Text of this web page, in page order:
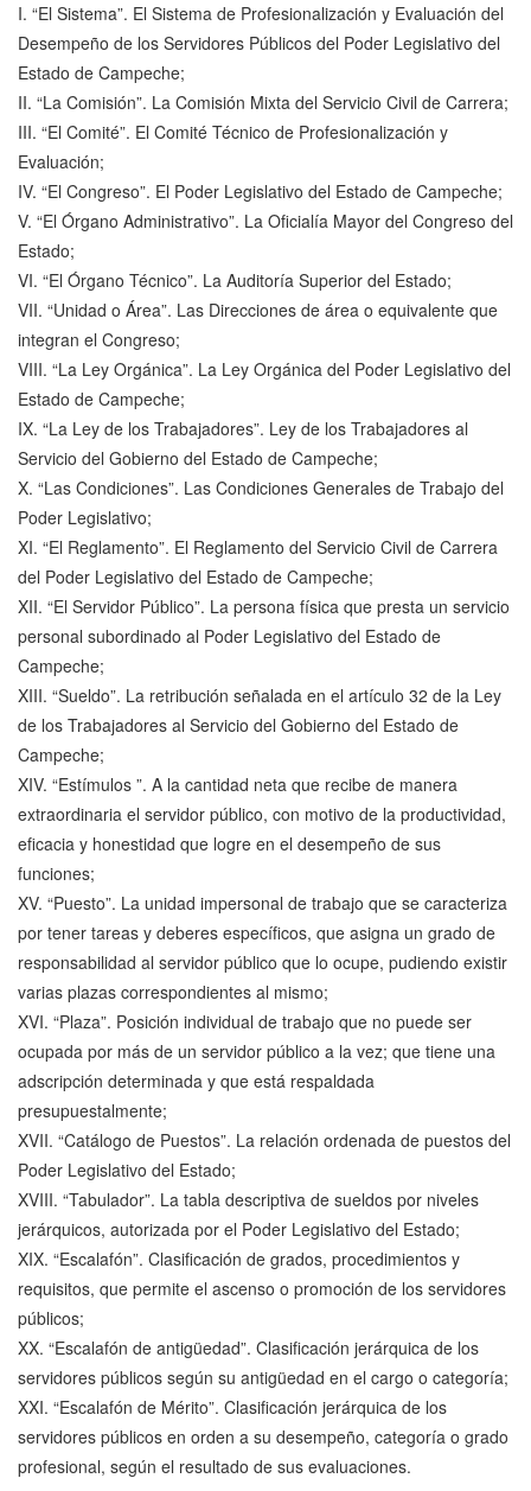
I. “El Sistema”. El Sistema de Profesionalización y Evaluación del
Desempeño de los Servidores Públicos del Poder Legislativo del
Estado de Campeche;
II. “La Comisión”. La Comisión Mixta del Servicio Civil de Carrera;
III. “El Comité”. El Comité Técnico de Profesionalización y
Evaluación;
IV. “El Congreso”. El Poder Legislativo del Estado de Campeche;
V. “El Órgano Administrativo”. La Oficialía Mayor del Congreso del
Estado;
VI. “El Órgano Técnico”. La Auditoría Superior del Estado;
VII. “Unidad o Área”. Las Direcciones de área o equivalente que
integran el Congreso;
VIII. “La Ley Orgánica”. La Ley Orgánica del Poder Legislativo del
Estado de Campeche;
IX. “La Ley de los Trabajadores”. Ley de los Trabajadores al
Servicio del Gobierno del Estado de Campeche;
X. “Las Condiciones”. Las Condiciones Generales de Trabajo del
Poder Legislativo;
XI. “El Reglamento”. El Reglamento del Servicio Civil de Carrera
del Poder Legislativo del Estado de Campeche;
XII. “El Servidor Público”. La persona física que presta un servicio
personal subordinado al Poder Legislativo del Estado de
Campeche;
XIII. “Sueldo”. La retribución señalada en el artículo 32 de la Ley
de los Trabajadores al Servicio del Gobierno del Estado de
Campeche;
XIV. “Estímulos ”. A la cantidad neta que recibe de manera
extraordinaria el servidor público, con motivo de la productividad,
eficacia y honestidad que logre en el desempeño de sus
funciones;
XV. “Puesto”. La unidad impersonal de trabajo que se caracteriza
por tener tareas y deberes específicos, que asigna un grado de
responsabilidad al servidor público que lo ocupe, pudiendo existir
varias plazas correspondientes al mismo;
XVI. “Plaza”. Posición individual de trabajo que no puede ser
ocupada por más de un servidor público a la vez; que tiene una
adscripción determinada y que está respaldada
presupuestalmente;
XVII. “Catálogo de Puestos”. La relación ordenada de puestos del
Poder Legislativo del Estado;
XVIII. “Tabulador”. La tabla descriptiva de sueldos por niveles
jerárquicos, autorizada por el Poder Legislativo del Estado;
XIX. “Escalafón”. Clasificación de grados, procedimientos y
requisitos, que permite el ascenso o promoción de los servidores
públicos;
XX. “Escalafón de antigüedad”. Clasificación jerárquica de los
servidores públicos según su antigüedad en el cargo o categoría;
XXI. “Escalafón de Mérito”. Clasificación jerárquica de los
servidores públicos en orden a su desempeño, categoría o grado
profesional, según el resultado de sus evaluaciones.